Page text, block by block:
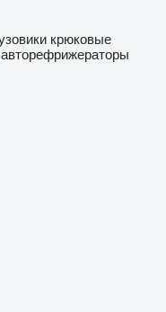
крюковые
авторефрижераторы